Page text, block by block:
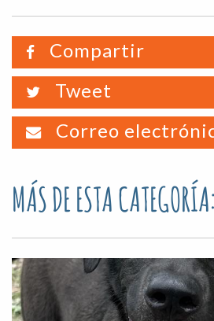
Compartir
Tweet
Correo
MÁS DE ESTA CATEGORÍA: